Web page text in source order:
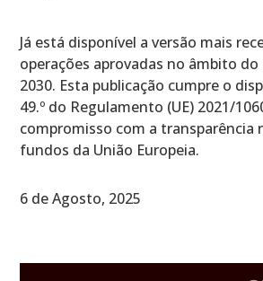
Já está disponível a versão mais
operações aprovadas no âmbito do
2030. Esta publicação cumpre o
49.º do Regulamento (UE) 2021/
compromisso com a transparência
fundos da União Europeia.
6 de Agosto, 2025